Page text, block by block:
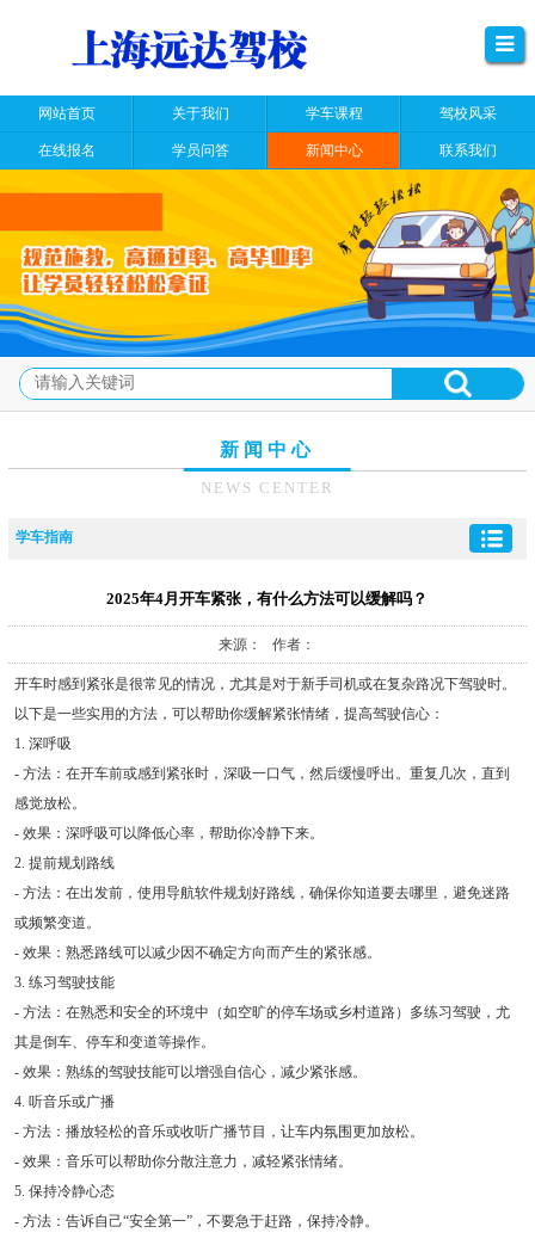
网站首页 关于我们 学车课程 驾校风采
在线报名 学员问答 新闻中心 联系我们
新闻中心
NEWS CENTER
学车指南
2025年4月开车紧张，有什么方法可以缓解吗？
来源： 作者：
开车时感到紧张是很常见的情况，尤其是对于新手司机或在复杂路况下驾驶时。
以下是一些实用的方法，可以帮助你缓解紧张情绪，提高驾驶信心：
1. 深呼吸
- 方法：在开车前或感到紧张时，深吸一口气，然后缓慢呼出。重复几次，直到
感觉放松。
- 效果：深呼吸可以降低心率，帮助你冷静下来。
2. 提前规划路线
- 方法：在出发前，使用导航软件规划好路线，确保你知道要去哪里，避免迷路
或频繁变道。
- 效果：熟悉路线可以减少因不确定方向而产生的紧张感。
3. 练习驾驶技能
- 方法：在熟悉和安全的环境中（如空旷的停车场或乡村道路）多练习驾驶，尤
其是倒车、停车和变道等操作。
- 效果：熟练的驾驶技能可以增强自信心，减少紧张感。
4. 听音乐或广播
- 方法：播放轻松的音乐或收听广播节目，让车内氛围更加放松。
- 效果：音乐可以帮助你分散注意力，减轻紧张情绪。
5. 保持冷静心态
- 方法：告诉自己“安全第一”，不要急于赶路，保持冷静。